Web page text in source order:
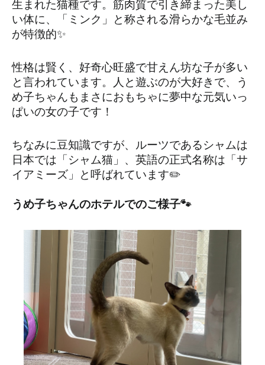
生まれた猫種です。筋肉質で引き締まった美し
い体に、「ミンク」と称される滑らかな毛並み
が特徴的✨
性格は賢く、好奇心旺盛で甘えん坊な子が多い
と言われています。人と遊ぶのが大好きで、う
め子ちゃんもまさにおもちゃに夢中な元気いっ
ぱいの女の子です！
ちなみに豆知識ですが、ルーツであるシャムは
日本では「シャム猫」、英語の正式名称は「サ
イアミーズ」と呼ばれています✏️
うめ子ちゃんのホテルでのご様子🐾